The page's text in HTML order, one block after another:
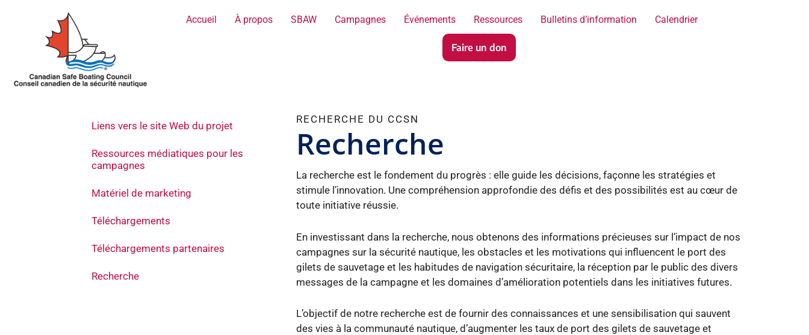
Accueil À propos SBAW Campagnes Événements Ressources Bulletins d’information Calendrier
Faire un don
Liens vers le site Web du projet
Ressources médiatiques pour les
campagnes
Matériel de marketing
Téléchargements
Téléchargements partenaires
Recherche
RECHERCHE DU CCSN
Recherche
La recherche est le fondement du progrès : elle guide les décisions, façonne les stratégies et
stimule l’innovation. Une compréhension approfondie des défis et des possibilités est au cœur de
toute initiative réussie.
En investissant dans la recherche, nous obtenons des informations précieuses sur l’impact de nos
campagnes sur la sécurité nautique, les obstacles et les motivations qui influencent le port des
gilets de sauvetage et les habitudes de navigation sécuritaire, la réception par le public des divers
messages de la campagne et les domaines d’amélioration potentiels dans les initiatives futures.
L’objectif de notre recherche est de fournir des connaissances et une sensibilisation qui sauvent
des vies à la communauté nautique, d’augmenter les taux de port des gilets de sauvetage et